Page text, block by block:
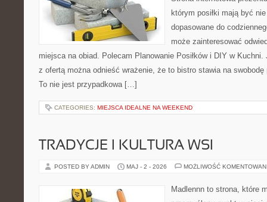
którym posiłki mają być
dopasowane do
może zainteresować
miejsca na obiad. Polecam Planowanie Posiłków i DIY w
z ofertą można odnieść wrażenie, że to bistro stawia na swobodę
To nie jest przypadkowa […]
CATEGORIES: MIEJSCA IDEALNE NA WEEKEND
TRADYCJE I KULTURA WSI
POSTED BY ADMIN MAJ - 2 - 2026 MOŻLIWOŚĆ
Madlennn to strona, które